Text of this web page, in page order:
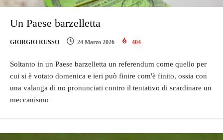
Un Paese barzelletta
GIORGIO RUSSO 24 Marzo 2026 404
Soltanto in un Paese barzelletta un referendum come quello per
cui si è votato domenica e ieri può finire com'è finito, ossia con
una valanga di no pronunciati contro il tentativo di scardinare un
meccanismo